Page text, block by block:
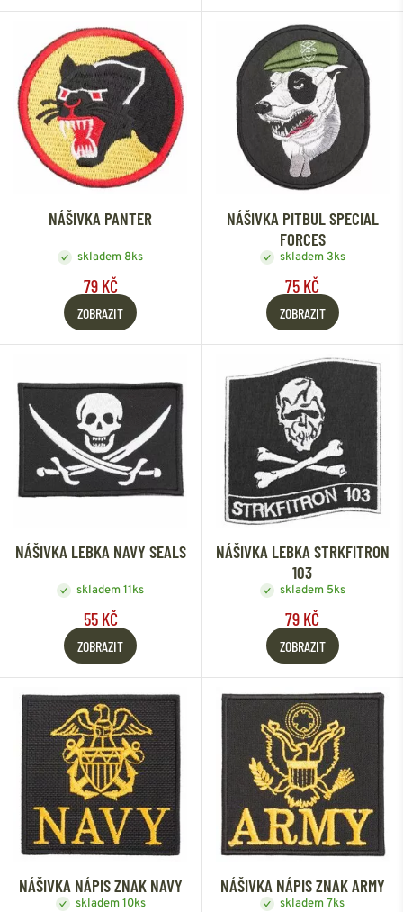
NÁŠIVKA PANTER
skladem 8ks
79 KČ
ZOBRAZIT
NÁŠIVKA PITBUL SPECIAL
FORCES
skladem 3ks
75 KČ
ZOBRAZIT
NÁŠIVKA LEBKA NAVY SEALS
skladem 11ks
55 KČ
ZOBRAZIT
NÁŠIVKA LEBKA STRKFITRON
103
skladem 5ks
79 KČ
ZOBRAZIT
NÁŠIVKA NÁPIS ZNAK NAVY
skladem 10ks
NÁŠIVKA NÁPIS ZNAK ARMY
skladem 7ks